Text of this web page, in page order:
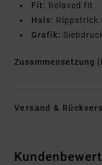
Fit: Relaxed fit
Hals: Rippstrick
Grafik:
Zusammensetzung
Versand &